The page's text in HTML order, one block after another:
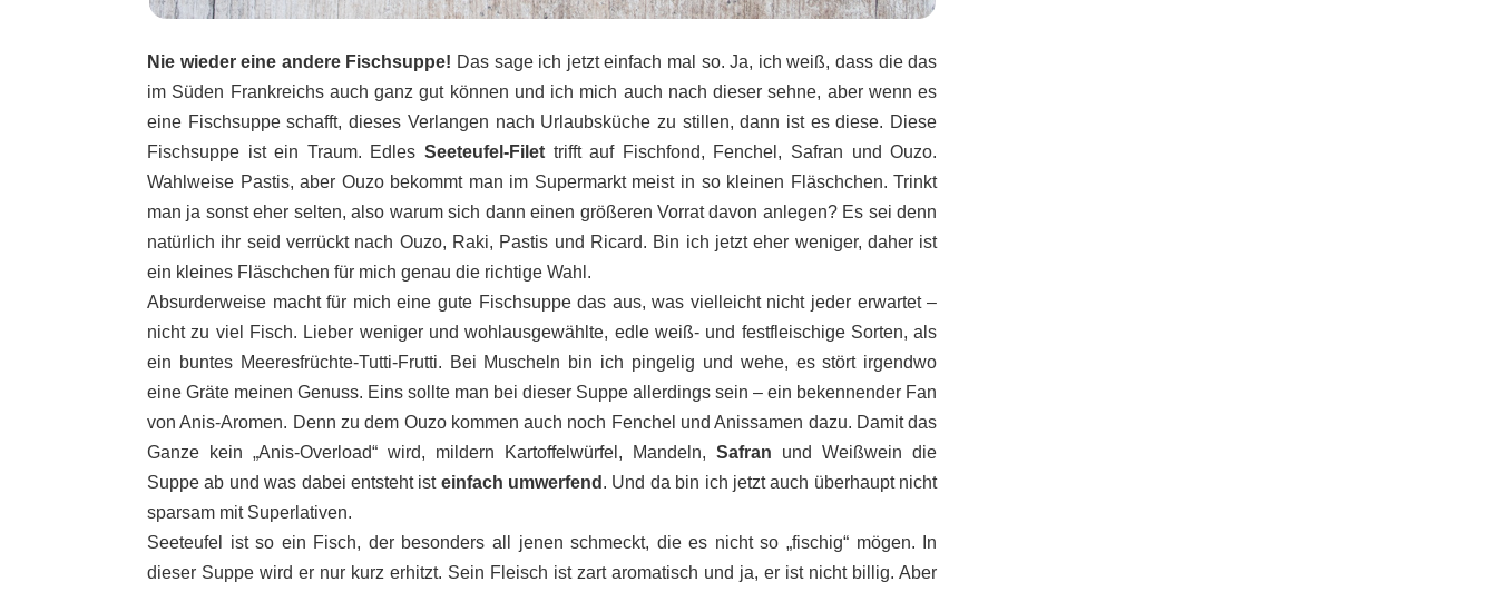
Nie wieder eine andere Fischsuppe! Das sage ich jetzt einfach mal so. Ja, ich weiß, dass die das
im Süden Frankreichs auch ganz gut können und ich mich auch nach dieser sehne, aber wenn es
eine Fischsuppe schafft, dieses Verlangen nach Urlaubsküche zu stillen, dann ist es diese. Diese
Fischsuppe ist ein Traum. EdlesSeeteufel-Filet trifft auf Fischfond, Fenchel, Safran und Ouzo.
Wahlweise Pastis, aber Ouzo bekommt man im Supermarkt meist in so kleinen Fläschchen. Trinkt
man ja sonst eher selten, also warum sich dann einen größeren Vorrat davon anlegen? Es sei denn
natürlich ihr seid verrückt nach Ouzo, Raki, Pastis und Ricard. Bin ich jetzt eher weniger, daher ist
ein kleines Fläschchen für mich genau die richtige Wahl.
Absurderweise macht für mich eine gute Fischsuppe das aus, was vielleicht nicht jeder erwartet –
nicht zu viel Fisch. Lieber weniger und wohlausgewählte, edle weiß- und festfleischige Sorten, als
ein buntes Meeresfrüchte-Tutti-Frutti. Bei Muscheln bin ich pingelig und wehe, es stört irgendwo
eine Gräte meinen Genuss. Eins sollte man bei dieser Suppe allerdings sein – ein bekennender Fan
von Anis-Aromen. Denn zu dem Ouzo kommen auch noch Fenchel und Anissamen dazu. Damit das
Ganze kein „Anis-Overload“ wird, mildern Kartoffelwürfel, Mandeln,Safran und Weißwein die
Suppe ab und was dabei entsteht ist einfach umwerfend . Und da bin ich jetzt auch überhaupt nicht
sparsam mit Superlativen.
Seeteufel ist so ein Fisch, der besonders all jenen schmeckt, die es nicht so „fischig“ mögen. In
dieser Suppe wird er nur kurz erhitzt. Sein Fleisch ist zart aromatisch und ja, er ist nicht billig. Aber